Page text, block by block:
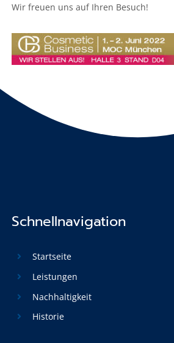
Wir freuen uns auf Ihren Besuch!
Schnellnavigation
Startseite
Leistungen
Nachhaltigkeit
Historie